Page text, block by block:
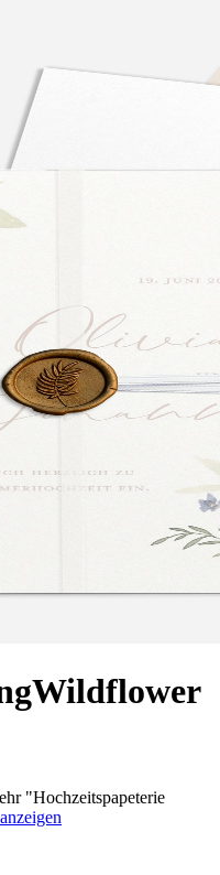
Wildflower
"Hochzeitspapeterie